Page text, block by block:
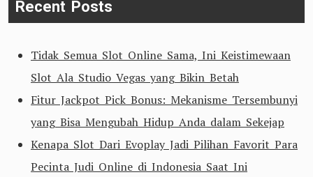
Recent Posts
Tidak Semua Slot Online Sama, Ini Keistimewaan
Slot Ala Studio Vegas yang Bikin Betah
Fitur Jackpot Pick Bonus: Mekanisme Tersembunyi
yang Bisa Mengubah Hidup Anda dalam Sekejap
Kenapa Slot Dari Evoplay Jadi Pilihan Favorit Para
Pecinta Judi Online di Indonesia Saat Ini